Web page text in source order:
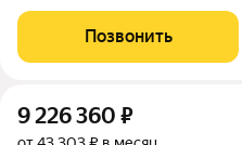
Позвонить
9 226 360 ₽